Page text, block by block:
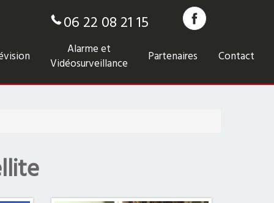
06 22 08 21 15
Alarme et
Vidéosurveillance
Partenaires Contact